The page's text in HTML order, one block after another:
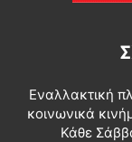
Εναλλακτική
κοινωνικά
Κάθε